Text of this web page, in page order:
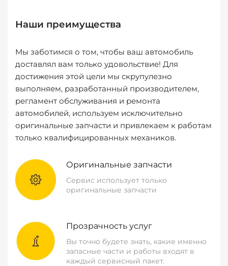
Наши преимущества
Мы заботимся о том, чтобы ваш автомобиль
доставлял вам только удовольствие! Для
достижения этой цели мы скрупулезно
выполняем, разработанный производителем,
регламент обслуживания и ремонта
автомобилей, используем исключительно
оригинальные запчасти и привлекаем к работам
только квалифицированных механиков.
Оригинальные запчасти
Сервис использует только
оригинальные запчасти
Прозрачность услуг
Вы точно будете знать, какие именно
запасные части и работы входят в
каждый сервисный пакет.